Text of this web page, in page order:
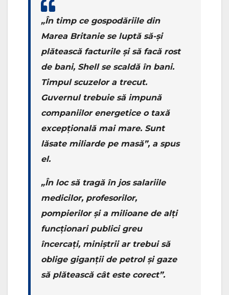
„În timp ce gospodăriile din
Marea Britanie se luptă să-și
plătească facturile și să facă rost
de bani, Shell se scaldă în bani.
Timpul scuzelor a trecut.
Guvernul trebuie să impună
companiilor energetice o taxă
excepțională mai mare. Sunt
lăsate miliarde pe masă”, a spus
el.
„În loc să tragă în jos salariile
medicilor, profesorilor,
pompierilor și a milioane de alți
funcționari publici greu
încercaţi, miniștrii ar trebui să
oblige giganţii de petrol şi gaze
să plătească cât este corect”.